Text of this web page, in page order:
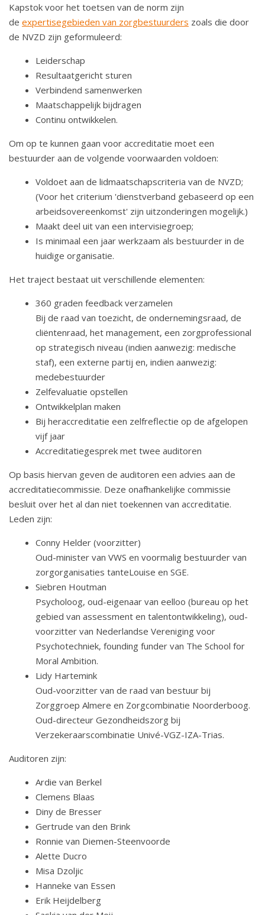
a
a
r
t
i
Kapstok voor het toetsen van de norm zijn
de expertisegebieden van zorgbestuurders zoals die door
de NVZD zijn geformuleerd:
Leiderschap
Resultaatgericht sturen
Verbindend samenwerken
Maatschappelijk bijdragen
Continu ontwikkelen.
Om op te kunnen gaan voor accreditatie moet een
bestuurder aan de volgende voorwaarden voldoen:
Voldoet aan de lidmaatschapscriteria van de NVZD;
(Voor het criterium 'dienstverband gebaseerd op een
arbeidsovereenkomst' zijn uitzonderingen mogelijk.)
Maakt deel uit van een intervisiegroep;
Is minimaal een jaar werkzaam als bestuurder in de
huidige organisatie.
Het traject bestaat uit verschillende elementen:
360 graden feedback verzamelen
Bij de raad van toezicht, de ondernemingsraad, de
cliëntenraad, het management, een zorgprofessional
op strategisch niveau (indien aanwezig: medische
staf), een externe partij en, indien aanwezig:
medebestuurder
Zelfevaluatie opstellen
Ontwikkelplan maken
Bij heraccreditatie een zelfreflectie op de afgelopen
vijf jaar
Accreditatiegesprek met twee auditoren
Op basis hiervan geven de auditoren een advies aan de
accreditatiecommissie. Deze onafhankelijke commissie
besluit over het al dan niet toekennen van accreditatie.
Leden zijn:
Conny Helder (voorzitter)
Oud-minister van VWS en voormalig bestuurder van
zorgorganisaties tanteLouise en SGE.
Siebren Houtman
Psycholoog, oud-eigenaar van eelloo (bureau op het
gebied van assessment en talentontwikkeling), oud-
voorzitter van Nederlandse Vereniging voor
Psychotechniek, founding funder van The School for
Moral Ambition.
Lidy Hartemink
Oud-voorzitter van de raad van bestuur bij
Zorggroep Almere en Zorgcombinatie Noorderboog.
Oud-directeur Gezondheidszorg bij
Verzekeraarscombinatie Univé-VGZ-IZA-Trias.
Auditoren zijn:
Ardie van Berkel
Clemens Blaas
Diny de Bresser
Gertrude van den Brink
Ronnie van Diemen-Steenvoorde
Alette Ducro
Misa Dzoljic
Hanneke van Essen
Erik Heijdelberg